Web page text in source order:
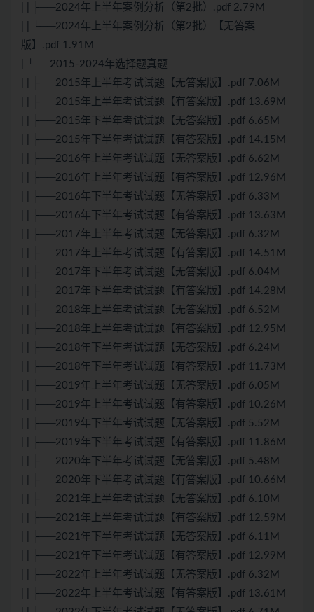
| | ├──2024年上半年案例分析（第2批）.pdf 2.79M
| | └──2024年上半年案例分析（第2批）【无答案
版】.pdf 1.91M
| └──2015-2024年选择题真题
| | ├──2015年上半年考试试题【无答案版】.pdf 7.06M
| | ├──2015年上半年考试试题【有答案版】.pdf 13.69M
| | ├──2015年下半年考试试题【无答案版】.pdf 6.65M
| | ├──2015年下半年考试试题【有答案版】.pdf 14.15M
| | ├──2016年上半年考试试题【无答案版】.pdf 6.62M
| | ├──2016年上半年考试试题【有答案版】.pdf 12.96M
| | ├──2016年下半年考试试题【无答案版】.pdf 6.33M
| | ├──2016年下半年考试试题【有答案版】.pdf 13.63M
| | ├──2017年上半年考试试题【无答案版】.pdf 6.32M
| | ├──2017年上半年考试试题【有答案版】.pdf 14.51M
| | ├──2017年下半年考试试题【无答案版】.pdf 6.04M
| | ├──2017年下半年考试试题【有答案版】.pdf 14.28M
| | ├──2018年上半年考试试题【无答案版】.pdf 6.52M
| | ├──2018年上半年考试试题【有答案版】.pdf 12.95M
| | ├──2018年下半年考试试题【无答案版】.pdf 6.24M
| | ├──2018年下半年考试试题【有答案版】.pdf 11.73M
| | ├──2019年上半年考试试题【无答案版】.pdf 6.05M
| | ├──2019年上半年考试试题【有答案版】.pdf 10.26M
| | ├──2019年下半年考试试题【无答案版】.pdf 5.52M
| | ├──2019年下半年考试试题【有答案版】.pdf 11.86M
| | ├──2020年下半年考试试题【无答案版】.pdf 5.48M
| | ├──2020年下半年考试试题【有答案版】.pdf 10.66M
| | ├──2021年上半年考试试题【无答案版】.pdf 6.10M
| | ├──2021年上半年考试试题【有答案版】.pdf 12.59M
| | ├──2021年下半年考试试题【无答案版】.pdf 6.11M
| | ├──2021年下半年考试试题【有答案版】.pdf 12.99M
| | ├──2022年上半年考试试题【无答案版】.pdf 6.32M
| | ├──2022年上半年考试试题【有答案版】.pdf 13.61M